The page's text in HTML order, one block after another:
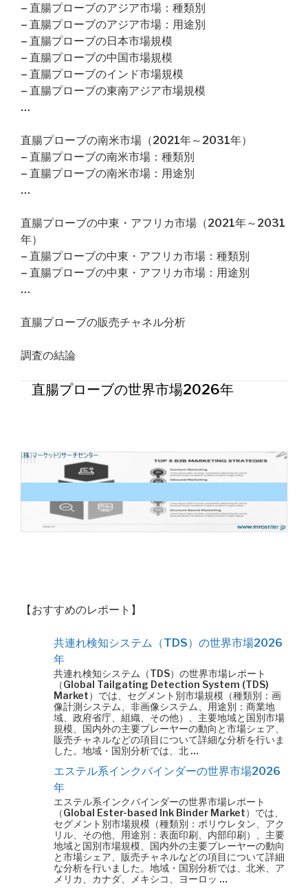
– 直腸プローブのアジア市場：種類別
– 直腸プローブのアジア市場：用途別
– 直腸プローブの日本市場規模
– 直腸プローブの中国市場規模
– 直腸プローブのインド市場規模
– 直腸プローブの東南アジア市場規模
…
直腸プローブの南米市場（2021年～2031年）
– 直腸プローブの南米市場：種類別
– 直腸プローブの南米市場：用途別
…
直腸プローブの中東・アフリカ市場（2021年～2031
年）
– 直腸プローブの中東・アフリカ市場：種類別
– 直腸プローブの中東・アフリカ市場：用途別
…
直腸プローブの販売チャネル分析
調査の結論
直腸プローブの世界市場2026年
【おすすめのレポート】
共連れ検知システム（TDS）の世界市場2026
年
共連れ検知システム（TDS）の世界市場レポート
（Global Tailgating Detection System (TDS)
Market）では、セグメント別市場規模（種類別：画
像計測システム、非画像システム、用途別：商業地
域、政府省庁、組織、その他）、主要地域と国別市場
規模、国内外の主要プレーヤーの動向と市場シェア、
販売チャネルなどの項目について詳細な分析を行いま
した。地域・国別分析では、北 …
エステル系インクバインダーの世界市場2026
年
エステル系インクバインダーの世界市場レポート
（Global Ester-based Ink Binder Market）では、
セグメント別市場規模（種類別：ポリウレタン、アク
リル、その他、用途別：表面印刷、内部印刷）、主要
地域と国別市場規模、国内外の主要プレーヤーの動向
と市場シェア、販売チャネルなどの項目について詳細
な分析を行いました。地域・国別分析では、北米、ア
メリカ、カナダ、メキシコ、ヨーロッ …